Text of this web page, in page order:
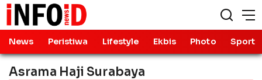
News Peristiwa Lifestyle Ekbis Photo Sport
Asrama Haji Surabaya